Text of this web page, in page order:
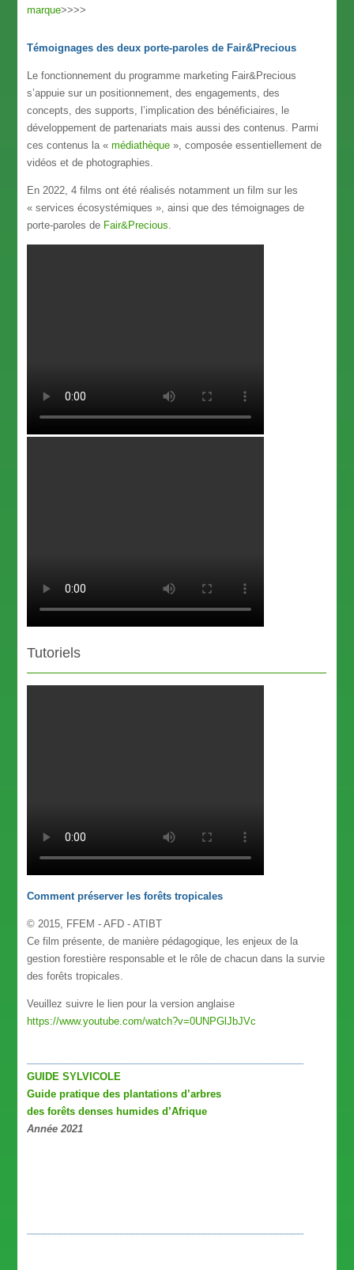
marque>>>>
Témoignages des deux porte-paroles de Fair&Precious
Le fonctionnement du programme marketing Fair&Precious
s’appuie sur un positionnement, des engagements, des
concepts, des supports, l’implication des bénéficiaires, le
développement de partenariats mais aussi des contenus. Parmi
ces contenus la «médiathèque», composée essentiellement de
vidéos et de photographies.
En 2022, 4 films ont été réalisés notamment un film sur les
« services écosystémiques », ainsi que des témoignages de
porte-paroles de Fair&Precious
Tutoriels
Comment préserver les forêts tropicales
© 2015, FFEM - AFD - ATIBT
Ce film présente, de manière pédagogique, les enjeux de la
gestion forestière responsable et le rôle de chacun dans la survie
des forêts tropicales.
Veuillez suivre le lien pour la version anglaise
https://www.youtube.com/watch?v=0UNPGlJbJVc
GUIDE SYLVICOLE
Guide pratique des plantations d’arbres
des forêts denses humides d’Afrique
Année 2021